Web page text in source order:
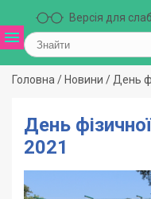
Версія для
Головна / Новини / День
День
2021